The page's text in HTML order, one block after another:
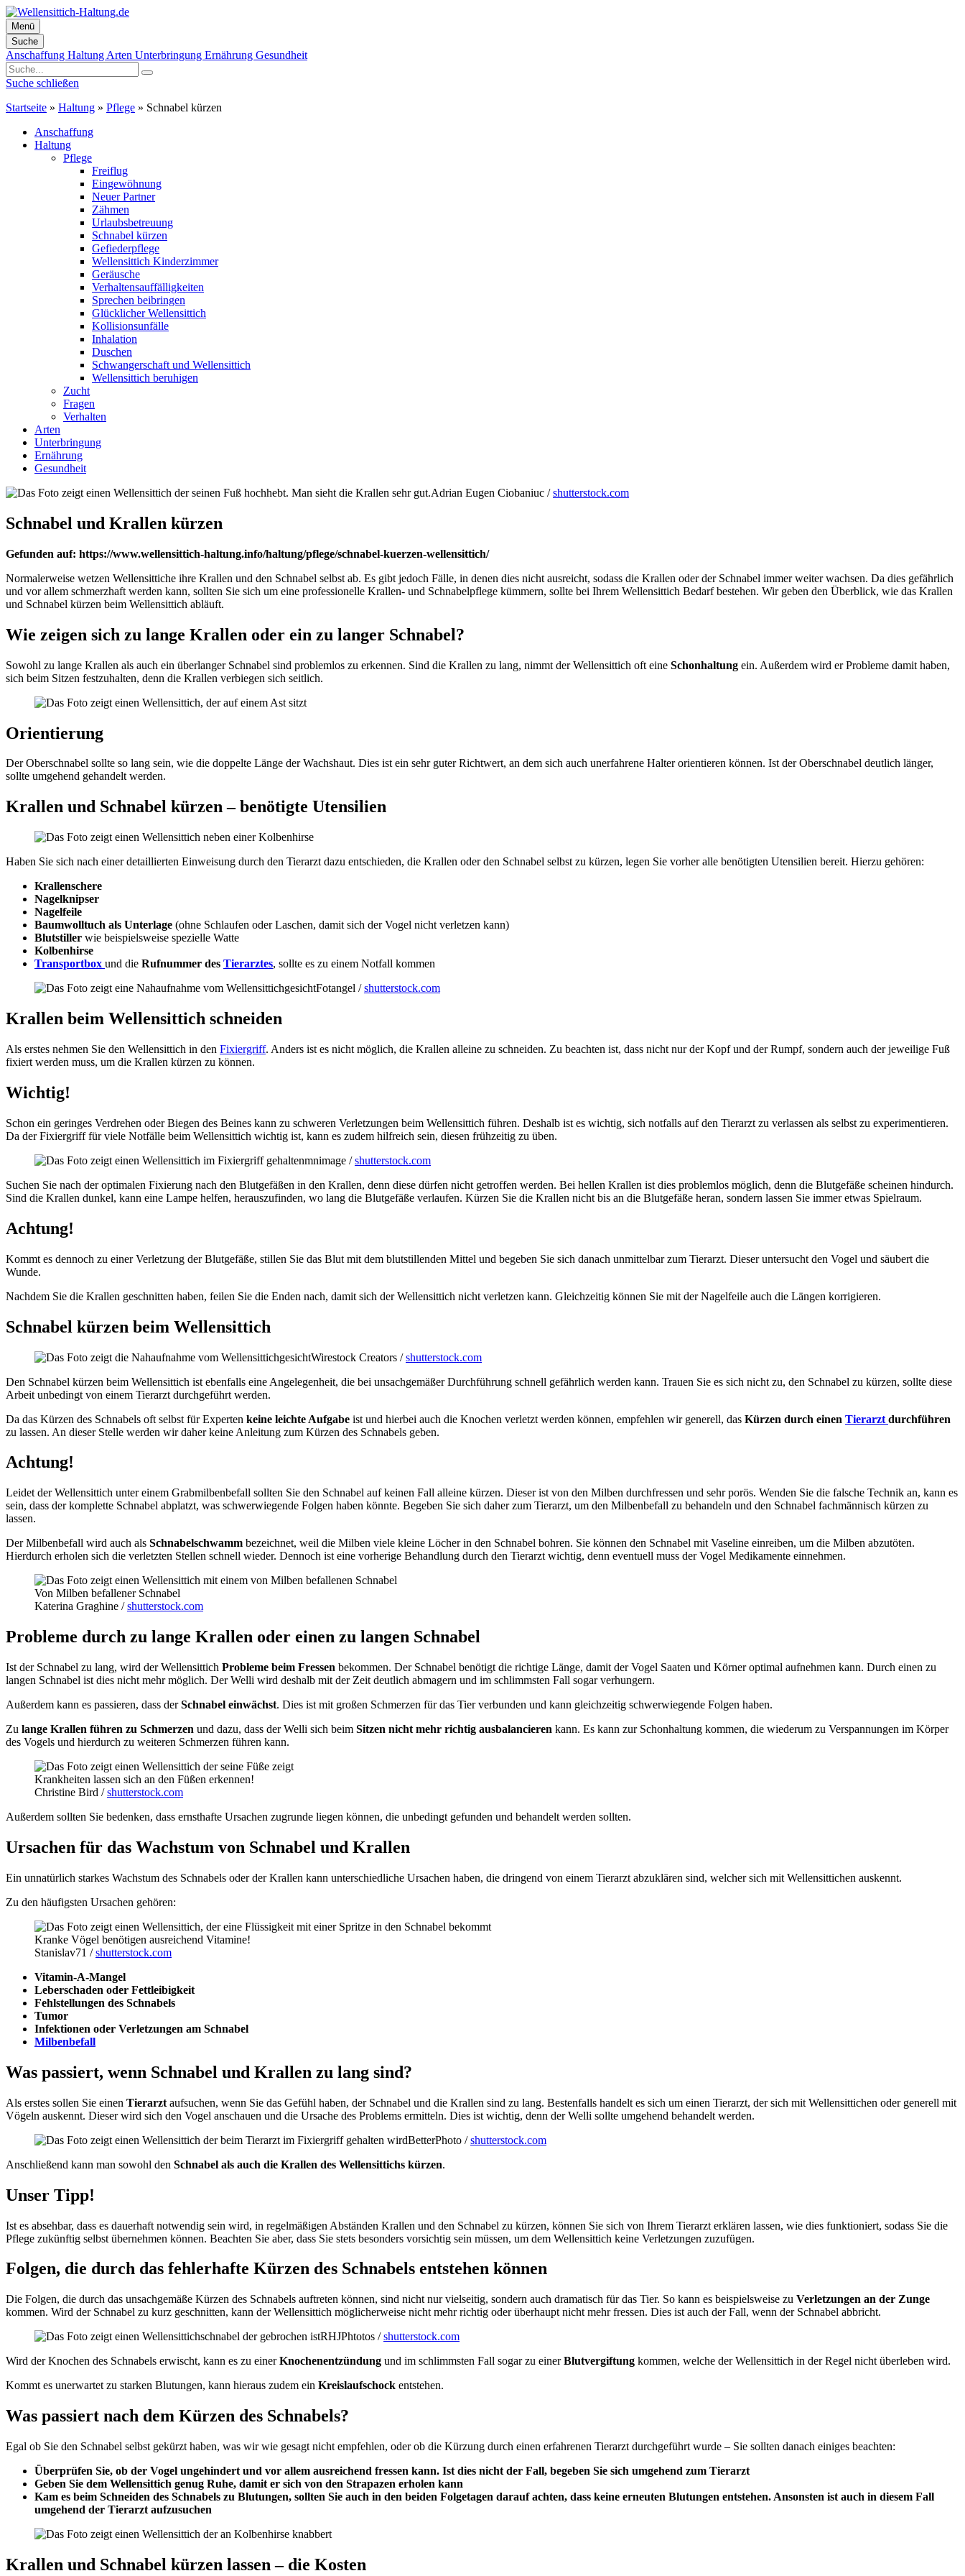
Menü
Suche
Zum
Inhalt
springen
Anschaffung Haltung Arten Unterbringung Ernährung Gesundheit
Suche schließen
Startseite » Haltung » Pflege » Schnabel kürzen
Anschaffung
Haltung
Pflege
Freiflug
Eingewöhnung
Neuer Partner
Zähmen
Urlaubsbetreuung
Schnabel kürzen
Gefiederpflege
Wellensittich Kinderzimmer
Geräusche
Verhaltensauffälligkeiten
Sprechen beibringen
Glücklicher Wellensittich
Kollisionsunfälle
Inhalation
Duschen
Schwangerschaft und Wellensittich
Wellensittich beruhigen
Zucht
Fragen
Verhalten
Arten
Unterbringung
Ernährung
Gesundheit
Adrian Eugen Ciobaniuc /shutterstock.com
Schnabel und Krallen kürzen
Gefunden auf: https://www.wellensittich-haltung.info/haltung/pflege/schnabel-kuerzen-wellensittich/
Normalerweise wetzen Wellensittiche ihre Krallen und den Schnabel selbst ab. Es gibt jedoch Fälle, in denen dies nicht ausreicht, sodass die Krallen oder der Schnabel immer weiter wachsen. Da dies gefährlich
und vor allem schmerzhaft werden kann, sollten Sie sich um eine professionelle Krallen- und Schnabelpflege kümmern, sollte bei Ihrem Wellensittich Bedarf bestehen. Wir geben den Überblick, wie das Krallen
und Schnabel kürzen beim Wellensittich abläuft.
Wie zeigen sich zu lange Krallen oder ein zu langer Schnabel?
Sowohl zu lange Krallen als auch ein überlanger Schnabel sind problemlos zu erkennen. Sind die Krallen zu lang, nimmt der Wellensittich oft eine Schonhaltung ein. Außerdem wird er Probleme damit haben,
sich beim Sitzen festzuhalten, denn die Krallen verbiegen sich seitlich.
Orientierung
Der Oberschnabel sollte so lang sein, wie die doppelte Länge der Wachshaut. Dies ist ein sehr guter Richtwert, an dem sich auch unerfahrene Halter orientieren können. Ist der Oberschnabel deutlich länger,
sollte umgehend gehandelt werden.
Krallen und Schnabel kürzen – benötigte Utensilien
Haben Sie sich nach einer detaillierten Einweisung durch den Tierarzt dazu entschieden, die Krallen oder den Schnabel selbst zu kürzen, legen Sie vorher alle benötigten Utensilien bereit. Hierzu gehören:
Krallenschere
Nagelknipser
Nagelfeile
Baumwolltuch als Unterlage (ohne Schlaufen oder Laschen, damit sich der Vogel nicht verletzen kann)
Blutstiller wie beispielsweise spezielle Watte
Kolbenhirse
Transportbox und die Rufnummer des Tierarztes, sollte es zu einem Notfall kommen
Fotangel /shutterstock.com
Krallen beim Wellensittich schneiden
Als erstes nehmen Sie den Wellensittich in den Fixiergriff. Anders ist es nicht möglich, die Krallen alleine zu schneiden. Zu beachten ist, dass nicht nur der Kopf und der Rumpf, sondern auch der jeweilige Fuß
fixiert werden muss, um die Krallen kürzen zu können.
Wichtig!
Schon ein geringes Verdrehen oder Biegen des Beines kann zu schweren Verletzungen beim Wellensittich führen. Deshalb ist es wichtig, sich notfalls auf den Tierarzt zu verlassen als selbst zu experimentieren.
Da der Fixiergriff für viele Notfälle beim Wellensittich wichtig ist, kann es zudem hilfreich sein, diesen frühzeitig zu üben.
mnimage /shutterstock.com
Suchen Sie nach der optimalen Fixierung nach den Blutgefäßen in den Krallen, denn diese dürfen nicht getroffen werden. Bei hellen Krallen ist dies problemlos möglich, denn die Blutgefäße scheinen hindurch.
Sind die Krallen dunkel, kann eine Lampe helfen, herauszufinden, wo lang die Blutgefäße verlaufen. Kürzen Sie die Krallen nicht bis an die Blutgefäße heran, sondern lassen Sie immer etwas Spielraum.
Achtung!
Kommt es dennoch zu einer Verletzung der Blutgefäße, stillen Sie das Blut mit dem blutstillenden Mittel und begeben Sie sich danach unmittelbar zum Tierarzt. Dieser untersucht den Vogel und säubert die
Wunde.
Nachdem Sie die Krallen geschnitten haben, feilen Sie die Enden nach, damit sich der Wellensittich nicht verletzen kann. Gleichzeitig können Sie mit der Nagelfeile auch die Längen korrigieren.
Schnabel kürzen beim Wellensittich
Wirestock Creators /shutterstock.com
Den Schnabel kürzen beim Wellensittich ist ebenfalls eine Angelegenheit, die bei unsachgemäßer Durchführung schnell gefährlich werden kann. Trauen Sie es sich nicht zu, den Schnabel zu kürzen, sollte diese
Arbeit unbedingt von einem Tierarzt durchgeführt werden.
Da das Kürzen des Schnabels oft selbst für Experten keine leichte Aufgabe ist und hierbei auch die Knochen verletzt werden können, empfehlen wir generell, das Kürzen durch einen Tierarzt durchführen
zu lassen. An dieser Stelle werden wir daher keine Anleitung zum Kürzen des Schnabels geben.
Achtung!
Leidet der Wellensittich unter einem Grabmilbenbefall sollten Sie den Schnabel auf keinen Fall alleine kürzen. Dieser ist von den Milben durchfressen und sehr porös. Wenden Sie die falsche Technik an, kann es
sein, dass der komplette Schnabel abplatzt, was schwerwiegende Folgen haben könnte. Begeben Sie sich daher zum Tierarzt, um den Milbenbefall zu behandeln und den Schnabel fachmännisch kürzen zu
lassen.
Der Milbenbefall wird auch als Schnabelschwamm bezeichnet, weil die Milben viele kleine Löcher in den Schnabel bohren. Sie können den Schnabel mit Vaseline einreiben, um die Milben abzutöten.
Hierdurch erholen sich die verletzten Stellen schnell wieder. Dennoch ist eine vorherige Behandlung durch den Tierarzt wichtig, denn eventuell muss der Vogel Medikamente einnehmen.
Von Milben befallener Schnabel
Katerina Graghine /shutterstock.com
Probleme durch zu lange Krallen oder einen zu langen Schnabel
Ist der Schnabel zu lang, wird der Wellensittich Probleme beim Fressen bekommen. Der Schnabel benötigt die richtige Länge, damit der Vogel Saaten und Körner optimal aufnehmen kann. Durch einen zu
langen Schnabel ist dies nicht mehr möglich. Der Welli wird deshalb mit der Zeit deutlich abmagern und im schlimmsten Fall sogar verhungern.
Außerdem kann es passieren, dass derSchnabel einwächst. Dies ist mit großen Schmerzen für das Tier verbunden und kann gleichzeitig schwerwiegende Folgen haben.
Zu lange Krallen führen zu Schmerzen und dazu, dass der Welli sich beim Sitzen nicht mehr richtig ausbalancieren kann. Es kann zur Schonhaltung kommen, die wiederum zu Verspannungen im Körper
des Vogels und hierdurch zu weiteren Schmerzen führen kann.
Krankheiten lassen sich an den Füßen erkennen!
Christine Bird /shutterstock.com
Außerdem sollten Sie bedenken, dass ernsthafte Ursachen zugrunde liegen können, die unbedingt gefunden und behandelt werden sollten.
Ursachen für das Wachstum von Schnabel und Krallen
Ein unnatürlich starkes Wachstum des Schnabels oder der Krallen kann unterschiedliche Ursachen haben, die dringend von einem Tierarzt abzuklären sind, welcher sich mit Wellensittichen auskennt.
Zu den häufigsten Ursachen gehören:
Kranke Vögel benötigen ausreichend Vitamine!
Stanislav71 /shutterstock.com
Vitamin-A-Mangel
Leberschaden oder Fettleibigkeit
Fehlstellungen des Schnabels
Tumor
Infektionen oder Verletzungen am Schnabel
Milbenbefall
Was passiert, wenn Schnabel und Krallen zu lang sind?
Als erstes sollen Sie einen Tierarzt aufsuchen, wenn Sie das Gefühl haben, der Schnabel und die Krallen sind zu lang. Bestenfalls handelt es sich um einen Tierarzt, der sich mit Wellensittichen oder generell mit
Vögeln auskennt. Dieser wird sich den Vogel anschauen und die Ursache des Problems ermitteln. Dies ist wichtig, denn der Welli sollte umgehend behandelt werden.
BetterPhoto /shutterstock.com
Anschließend kann man sowohl den Schnabel als auch die Krallen des Wellensittichs kürzen.
Unser Tipp!
Ist es absehbar, dass es dauerhaft notwendig sein wird, in regelmäßigen Abständen Krallen und den Schnabel zu kürzen, können Sie sich von Ihrem Tierarzt erklären lassen, wie dies funktioniert, sodass Sie die
Pflege zukünftig selbst übernehmen können. Beachten Sie aber, dass Sie stets besonders vorsichtig sein müssen, um dem Wellensittich keine Verletzungen zuzufügen.
Folgen, die durch das fehlerhafte Kürzen des Schnabels entstehen können
Die Folgen, die durch das unsachgemäße Kürzen des Schnabels auftreten können, sind nicht nur vielseitig, sondern auch dramatisch für das Tier. So kann es beispielsweise zu Verletzungen an der Zunge
kommen. Wird der Schnabel zu kurz geschnitten, kann der Wellensittich möglicherweise nicht mehr richtig oder überhaupt nicht mehr fressen. Dies ist auch der Fall, wenn der Schnabel abbricht.
RHJPhtotos /shutterstock.com
Wird der Knochen des Schnabels erwischt, kann es zu einerKnochenentzündung und im schlimmsten Fall sogar zu einerBlutvergiftung kommen, welche der Wellensittich in der Regel nicht überleben wird.
Kommt es unerwartet zu starken Blutungen, kann hieraus zudem ein Kreislaufschock entstehen.
Was passiert nach dem Kürzen des Schnabels?
Egal ob Sie den Schnabel selbst gekürzt haben, was wir wie gesagt nicht empfehlen, oder ob die Kürzung durch einen erfahrenen Tierarzt durchgeführt wurde – Sie sollten danach einiges beachten:
Überprüfen Sie, ob der Vogel ungehindert und vor allem ausreichend fressen kann. Ist dies nicht der Fall, begeben Sie sich umgehend zum Tierarzt
Geben Sie dem Wellensittich genug Ruhe, damit er sich von den Strapazen erholen kann
Kam es beim Schneiden des Schnabels zu Blutungen, sollten Sie auch in den beiden Folgetagen darauf achten, dass keine erneuten Blutungen entstehen. Ansonsten ist auch in diesem Fall
umgehend der Tierarzt aufzusuchen
Krallen und Schnabel kürzen lassen – die Kosten